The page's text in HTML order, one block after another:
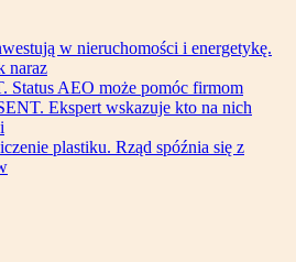
w nieruchomości i energetykę.
naraz
Status AEO może pomóc firmom
Ekspert wskazuje kto na nich
plastiku. Rząd spóźnia się z